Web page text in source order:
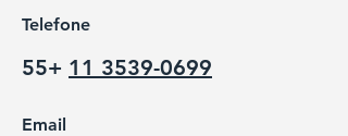
Telefone
55+ 11 3539-0699
Email